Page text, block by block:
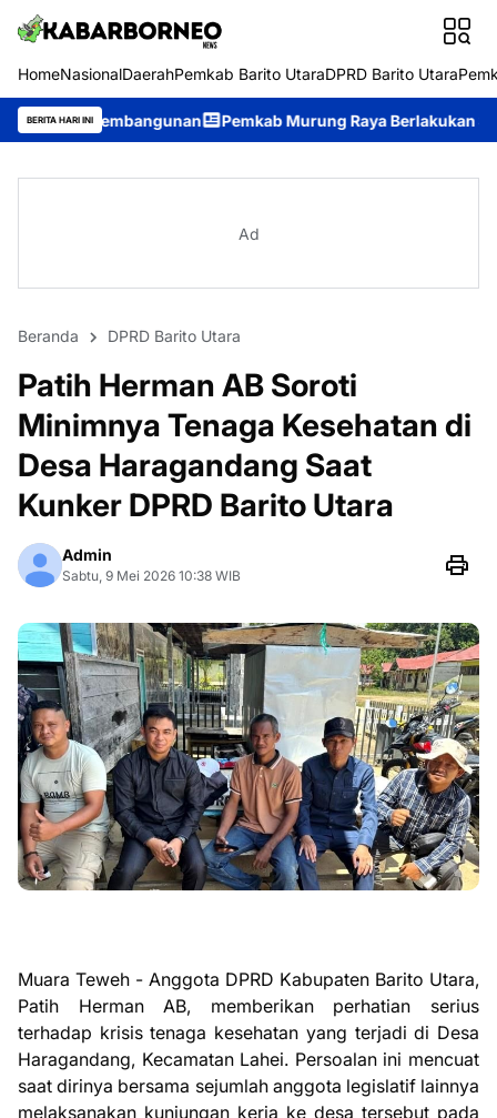
HomeNasionalDaerahPemkab Barito UtaraDPRD Barito Utara
BERITA HARI INIPemkab Murung Raya Berlakukan Siaga Darurat
Ad
Beranda DPRD Barito Utara
Patih Herman AB Soroti
Minimnya Tenaga Kesehatan di
Desa Haragandang Saat
Kunker DPRD Barito Utara
Admin
Sabtu, 9 Mei 2026 10:38 WIB
Muara Teweh - Anggota DPRD Kabupaten Barito Utara,
Patih Herman AB, memberikan perhatian serius
terhadap krisis tenaga kesehatan yang terjadi di Desa
Haragandang, Kecamatan Lahei. Persoalan ini mencuat
saat dirinya bersama sejumlah anggota legislatif lainnya
melaksanakan kunjungan kerja ke desa tersebut pada